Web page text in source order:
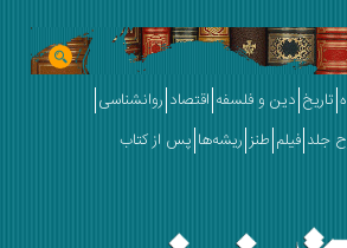
دین و فلسفه اقتصاد روانشناسی
فیلم طنز ریشه‌ها پس از کتاب